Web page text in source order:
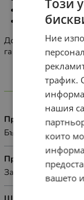
Механизми
Плавно
Доставка 2-4
гаранция.
Произход
България
Приложение
За дома
Този
Ние
трафик.
нашия
които
вашето